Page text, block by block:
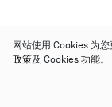
网站使用 Cookies 为
政策及 Cookies 功能。